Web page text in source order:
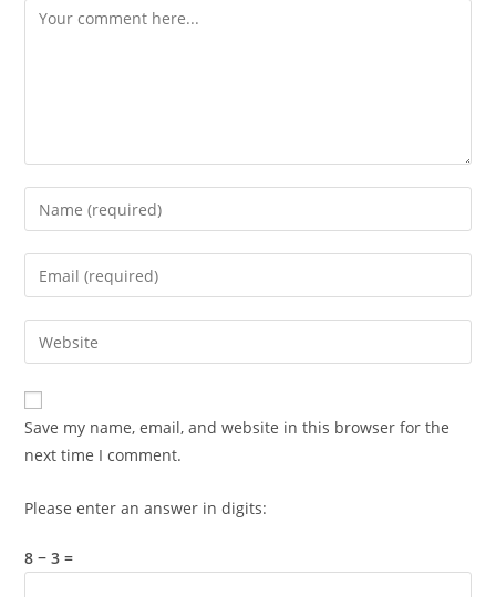
Comment
Enter
your
name
comment
Enter
your
email
address
comment
Enter
your
website
URL
(optional)
Save my name, email, and website in this browser for the
next time I comment.
Please enter an answer in digits:
8 − 3 =